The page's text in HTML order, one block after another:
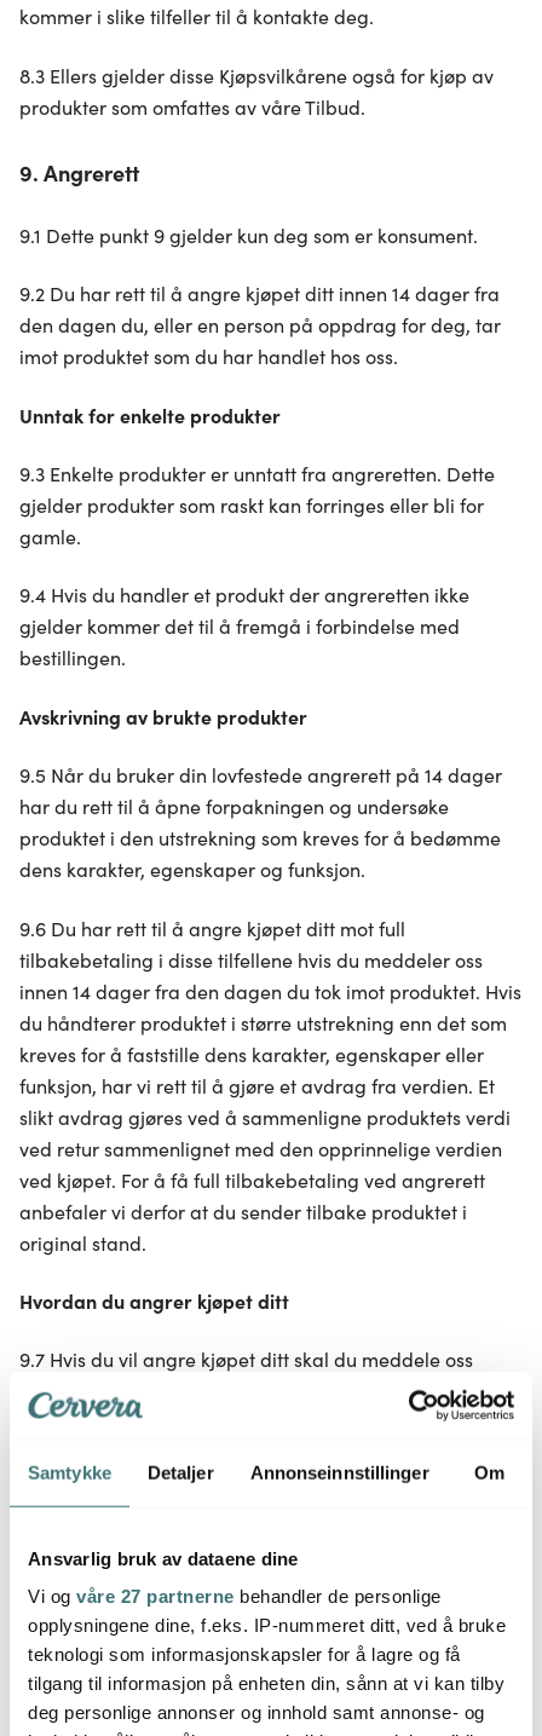
Samtykke Detaljer Annonseinnstillinger Om
Ansvarlig bruk av dataene dine
Vi og våre 27 partnerne behandler de personlige
opplysningene dine, f.eks. IP-nummeret ditt, ved å bruke
teknologi som informasjonskapsler for å lagre og få
tilgang til informasjon på enheten din, sånn at vi kan tilby
deg personlige annonser og innhold samt annonse- og
kommer i slike tilfeller til å kontakte deg.
8.3 Ellers gjelder disse Kjøpsvilkårene også for kjøp av
produkter som omfattes av våre Tilbud.
9. Angrerett
9.1 Dette punkt 9 gjelder kun deg som er konsument.
9.2 Du har rett til å angre kjøpet ditt innen 14 dager fra
den dagen du, eller en person på oppdrag for deg, tar
imot produktet som du har handlet hos oss.
Unntak for enkelte produkter
9.3 Enkelte produkter er unntatt fra angreretten. Dette
gjelder produkter som raskt kan forringes eller bli for
gamle.
9.4 Hvis du handler et produkt der angreretten ikke
gjelder kommer det til å fremgå i forbindelse med
bestillingen.
Avskrivning av brukte produkter
9.5 Når du bruker din lovfestede angrerett på 14 dager
har du rett til å åpne forpakningen og undersøke
produktet i den utstrekning som kreves for å bedømme
dens karakter, egenskaper og funksjon.
9.6 Du har rett til å angre kjøpet ditt mot full
tilbakebetaling i disse tilfellene hvis du meddeler oss
innen 14 dager fra den dagen du tok imot produktet. Hvis
du håndterer produktet i større utstrekning enn det som
kreves for å faststille dens karakter, egenskaper eller
funksjon, har vi rett til å gjøre et avdrag fra verdien. Et
slikt avdrag gjøres ved å sammenligne produktets verdi
ved retur sammenlignet med den opprinnelige verdien
ved kjøpet. For å få full tilbakebetaling ved angrerett
anbefaler vi derfor at du sender tilbake produktet i
original stand.
Hvordan du angrer kjøpet ditt
9.7 Hvis du vil angre kjøpet ditt skal du meddele oss
innen 14 dager fra den dagen som du, eller en person på
oppdrag for deg, tar imot eller henter din bestilling. En
din her for å få en returseddel og en adresseetikett. Du
kan også enkelt utøve angreretten din ved å kontakte oss
via vår mail
kundeservice@cervera.no
9.8 Når du har gitt oss beskjed om at du ønsker bruke
angreretten din, vil vi sende en forhåndsfrankert
adresseetikett til deg via mail.
9.9 Etter at du har gitt oss beskjed om at du vil returnere